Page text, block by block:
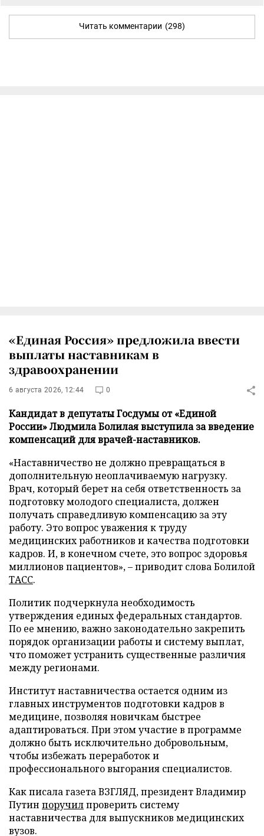
Читать комментарии (298)
«Единая Россия» предложила ввести
выплаты наставникам в
здравоохранении
6 августа 2026, 12:44 0
Кандидат в депутаты Госдумы от «Единой
России» Людмила Болилая выступила за введение
компенсаций для врачей-наставников.
«Наставничество не должно превращаться в
дополнительную неоплачиваемую нагрузку.
Врач, который берет на себя ответственность за
подготовку молодого специалиста, должен
получать справедливую компенсацию за эту
работу. Это вопрос уважения к труду
медицинских работников и качества подготовки
кадров. И, в конечном счете, это вопрос здоровья
миллионов пациентов», – приводит слова Болилой
ТАСС.
Политик подчеркнула необходимость
утверждения единых федеральных стандартов.
По ее мнению, важно законодательно закрепить
порядок организации работы и систему выплат,
что поможет устранить существенные различия
между регионами.
Институт наставничества остается одним из
главных инструментов подготовки кадров в
медицине, позволяя новичкам быстрее
адаптироваться. При этом участие в программе
должно быть исключительно добровольным,
чтобы избежать переработок и
профессионального выгорания специалистов.
Как писала газета ВЗГЛЯД, президент Владимир
Путин поручилпроверить систему
наставничества для выпускников медицинских
вузов.